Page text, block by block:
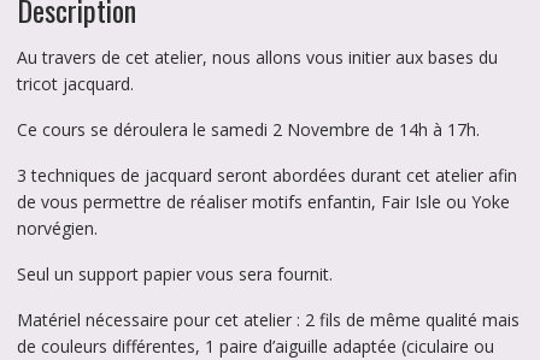
2024
Description
Au travers de cet atelier, nous allons vous initier aux bases du
tricot jacquard.
Ce cours se déroulera le samedi 2 Novembre de 14h à 17h.
3 techniques de jacquard seront abordées durant cet atelier afin
de vous permettre de réaliser motifs enfantin, Fair Isle ou Yoke
norvégien.
Seul un support papier vous sera fournit.
Matériel nécessaire pour cet atelier : 2 fils de même qualité mais
de couleurs différentes, 1 paire d’aiguille adaptée (ciculaire ou